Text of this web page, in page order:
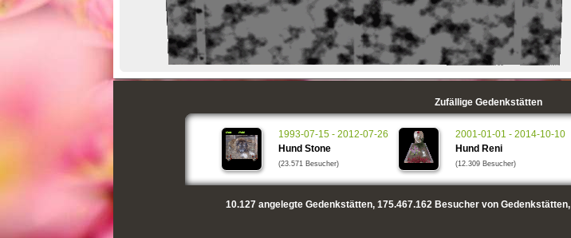
Zufällige Gedenkstätten
1993-07-15 - 2012-07-26
Hund Stone
(23.571 Besucher)
2001-01-01 - 2014-10-10
Hund Reni
(12.309 Besucher)
10.127angelegte Gedenkstätten, 175.467.162Besucher von Gedenkstätten,